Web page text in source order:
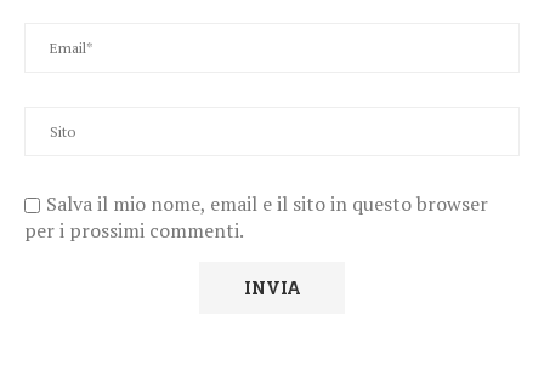
Salva il mio nome, email e il sito in questo browser
per i prossimi commenti.